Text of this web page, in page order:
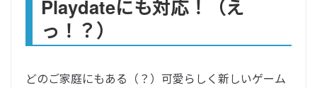
Playdateにも対応！（え
っ！？）
どのご家庭にもある（？）可愛らしく新しいゲーム